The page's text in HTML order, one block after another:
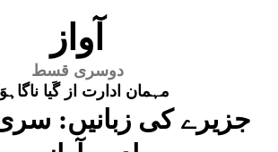
آواز
دوسری قسط
مہمان ادارت ازگَیا
جزیرے کی زبانیں: